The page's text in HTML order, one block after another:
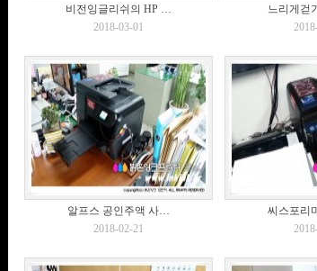
비전잉글리쉬의 HP …
2018-03-01
느리게걷
알프스 공인주액 사…
2018-02-21
씨스포리